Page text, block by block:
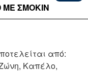
ΜΕ ΣΜΌΚΙΝ
από:
Καπέλο,